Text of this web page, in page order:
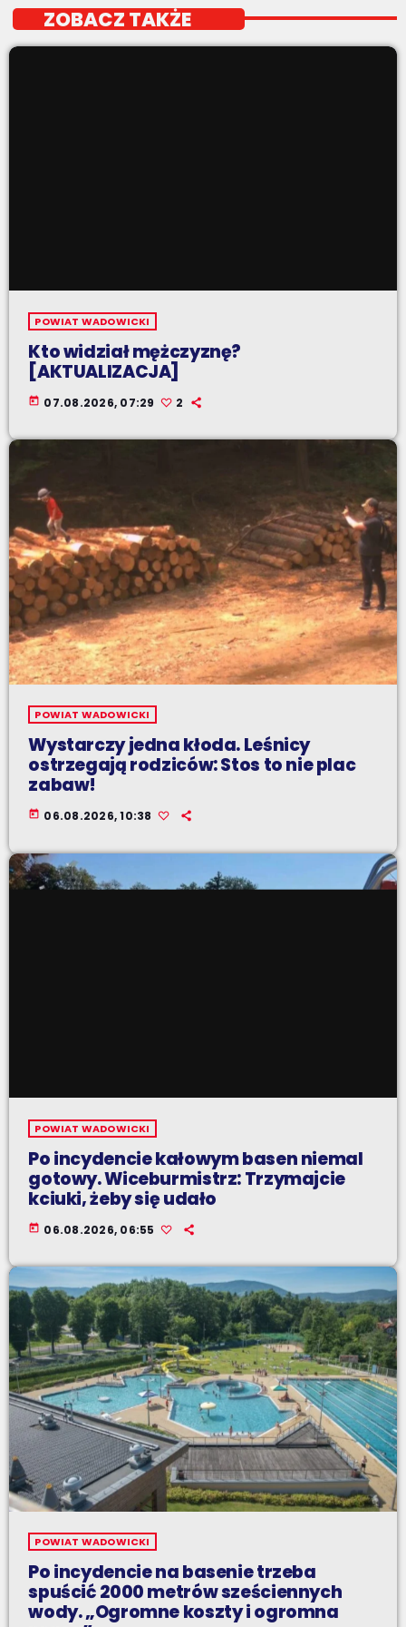
ZOBACZ TAKŻE
POWIAT WADOWICKI
Kto widział mężczyznę?
[AKTUALIZACJA]
today 07.08.2026, 07:29 2
POWIAT WADOWICKI
Wystarczy jedna kłoda. Leśnicy
ostrzegają rodziców: Stos to nie plac
zabaw!
today 06.08.2026, 10:38
POWIAT WADOWICKI
Po incydencie kałowym basen niemal
gotowy. Wiceburmistrz: Trzymajcie
kciuki, żeby się udało
today 06.08.2026, 06:55
POWIAT WADOWICKI
Po incydencie na basenie trzeba
spuścić 2000 metrów sześciennych
wody. „Ogromne koszty i ogromna